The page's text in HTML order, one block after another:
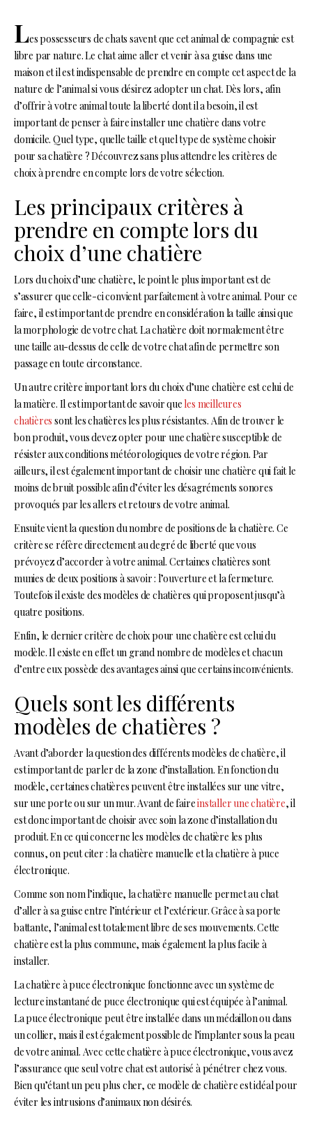
Les possesseurs de chats savent que cet animal de compagnie est
libre par nature. Le chat aime aller et venir à sa guise dans une
maison et il est indispensable de prendre en compte cet aspect de la
nature de l’animal si vous désirez adopter un chat. Dès lors, afin
d’offrir à votre animal toute la liberté dont il a besoin, il est
important de penser à faire installer une chatière dans votre
domicile. Quel type, quelle taille et quel type de système choisir
pour sa chatière ? Découvrez sans plus attendre les critères de
choix à prendre en compte lors de votre sélection.
Les principaux critères à
prendre en compte lors du
choix d’une chatière
Lors du choix d’une chatière, le point le plus important est de
s’assurer que celle-ci convient parfaitement à votre animal. Pour ce
faire, il est important de prendre en considération la taille ainsi que
la morphologie de votre chat. La chatière doit normalement être
une taille au-dessus de celle de votre chat afin de permettre son
passage en toute circonstance.
Un autre critère important lors du choix d’une chatière est celui de
la matière. Il est important de savoir que les meilleures
chatières sont les chatières les plus résistantes. Afin de trouver le
bon produit, vous devez opter pour une chatière susceptible de
résister aux conditions météorologiques de votre région. Par
ailleurs, il est également important de choisir une chatière qui fait le
moins de bruit possible afin d’éviter les désagréments sonores
provoqués par les allers et retours de votre animal.
Ensuite vient la question du nombre de positions de la chatière. Ce
critère se réfère directement au degré de liberté que vous
prévoyez d’accorder à votre animal. Certaines chatières sont
munies de deux positions à savoir : l’ouverture et la fermeture.
Toutefois il existe des modèles de chatières qui proposent jusqu’à
quatre positions.
Enfin, le dernier critère de choix pour une chatière est celui du
modèle. Il existe en effet un grand nombre de modèles et chacun
d’entre eux possède des avantages ainsi que certains inconvénients.
Quels sont les différents
modèles de chatières ?
Avant d’aborder la question des différents modèles de chatière, il
est important de parler de la zone d’installation. En fonction du
modèle, certaines chatières peuvent être installées sur une vitre,
sur une porte ou sur un mur. Avant de faireinstaller une chatière, il
est donc important de choisir avec soin la zone d’installation du
produit. En ce qui concerne les modèles de chatière les plus
connus, on peut citer : la chatière manuelle et la chatière à puce
électronique.
Comme son nom l’indique, la chatière manuelle permet au chat
d’aller à sa guise entre l’intérieur et l’extérieur. Grâce à sa porte
battante, l’animal est totalement libre de ses mouvements. Cette
chatière est la plus commune, mais également la plus facile à
installer.
La chatière à puce électronique fonctionne avec un système de
lecture instantané de puce électronique qui est équipée à l’animal.
La puce électronique peut être installée dans un médaillon ou dans
un collier, mais il est également possible de l’implanter sous la peau
de votre animal. Avec cette chatière à puce électronique, vous avez
l’assurance que seul votre chat est autorisé à pénétrer chez vous.
Bien qu’étant un peu plus cher, ce modèle de chatière est idéal pour
éviter les intrusions d’animaux non désirés.